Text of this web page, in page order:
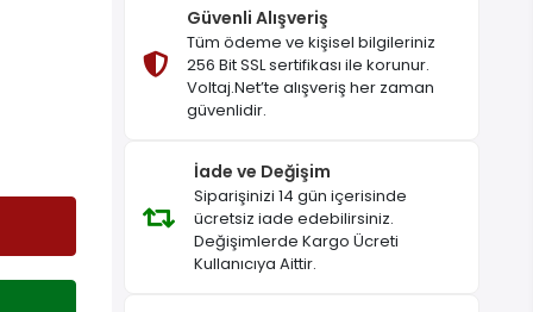
Güvenli Alışveriş
Tüm ödeme ve kişisel bilgileriniz
256 Bit SSL sertifikası ile korunur.
Voltaj.Net’te alışveriş her zaman
güvenlidir.
İade ve Değişim
Siparişinizi 14 gün içerisinde
ücretsiz iade edebilirsiniz.
Değişimlerde Kargo Ücreti
Kullanıcıya Aittir.